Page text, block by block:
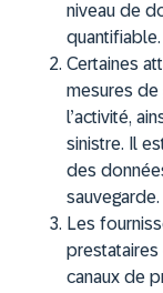
niveau de
quantifiable.
Certaines
mesures
l’activité,
sinistre. Il
des
sauvegarde.
Les
canaux de